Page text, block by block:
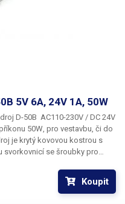
5V 6A, 24V 1A, 50W
D-50B AC110-230V / DC 24V
50W, pro vestavbu, či do
je krytý kovovou kostrou s
svorkovnicí se šroubky pro
Zdroj lze přepnout pro síť
LED dioda pro indikaci
Koupit